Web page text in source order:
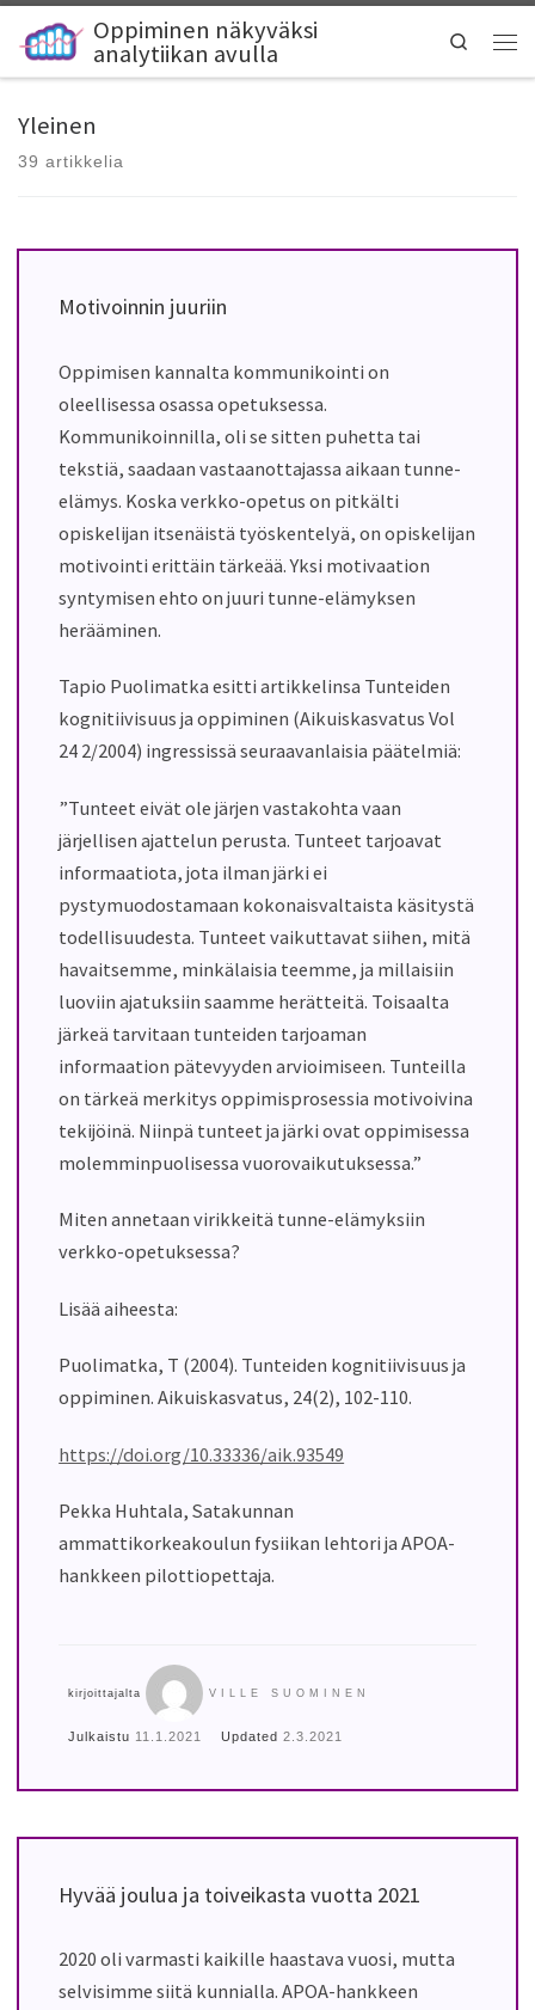
Oppiminen näkyväksi
analytiikan avulla Search
Yleinen
39 artikkelia
Motivoinnin juuriin
Oppimisen kannalta kommunikointi on
oleellisessa osassa opetuksessa.
Kommunikoinnilla, oli se sitten puhetta tai
tekstiä, saadaan vastaanottajassa aikaan tunne-
elämys. Koska verkko-opetus on pitkälti
opiskelijan itsenäistä työskentelyä, on opiskelijan
motivointi erittäin tärkeää. Yksi motivaation
syntymisen ehto on juuri tunne-elämyksen
herääminen.
Tapio Puolimatka esitti artikkelinsa Tunteiden
kognitiivisuus ja oppiminen (Aikuiskasvatus Vol
24 2/2004) ingressissä seuraavanlaisia päätelmiä:
”Tunteet eivät ole järjen vastakohta vaan
järjellisen ajattelun perusta. Tunteet tarjoavat
informaatiota, jota ilman järki ei
pystymuodostamaan kokonaisvaltaista käsitystä
todellisuudesta. Tunteet vaikuttavat siihen, mitä
havaitsemme, minkälaisia teemme, ja millaisiin
luoviin ajatuksiin saamme herätteitä. Toisaalta
järkeä tarvitaan tunteiden tarjoaman
informaation pätevyyden arvioimiseen. Tunteilla
on tärkeä merkitys oppimisprosessia motivoivina
tekijöinä. Niinpä tunteet ja järki ovat oppimisessa
molemminpuolisessa vuorovaikutuksessa.”
Miten annetaan virikkeitä tunne-elämyksiin
verkko-opetuksessa?
Lisää aiheesta:
Puolimatka, T (2004). Tunteiden kognitiivisuus ja
oppiminen. Aikuiskasvatus, 24(2), 102-110.
https://doi.org/10.33336/aik.93549
Pekka Huhtala, Satakunnan
ammattikorkeakoulun fysiikan lehtori ja APOA-
hankkeen pilottiopettaja.
kirjoittajalta VILLE SUOMINEN
Julkaistu 11.1.2021 Updated2.3.2021
Hyvää joulua ja toiveikasta vuotta 2021
2020 oli varmasti kaikille haastava vuosi, mutta
selvisimme siitä kunnialla. APOA-hankkeen